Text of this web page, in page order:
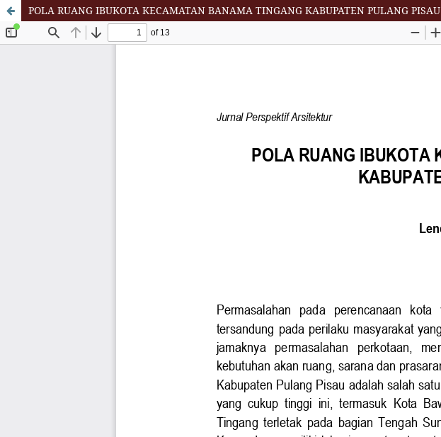
POLA RUANG IBUKOTA KECAMATAN BANAMA TINGANG KABUPATEN PULANG PISAU